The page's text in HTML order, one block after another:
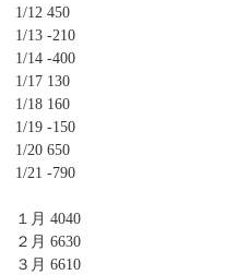
1/12 450
1/13 -210
1/14 -400
1/17 130
1/18 160
1/19 -150
1/20 650
1/21 -790
１月 4040
２月 6630
３月 6610